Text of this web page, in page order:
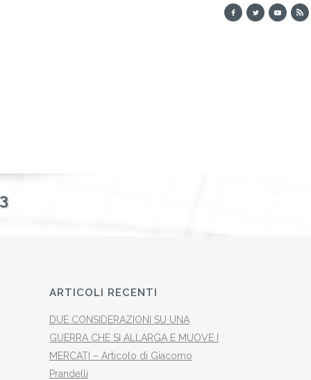
ARTICOLI RECENTI
DUE CONSIDERAZIONI SU UNA
GUERRA CHE SI ALLARGA E MUOVE I
MERCATI – Articolo di Giacomo
Prandelli